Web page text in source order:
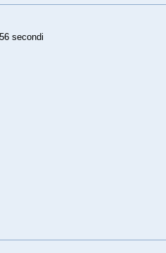
56 secondi